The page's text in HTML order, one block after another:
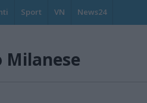
Sport VN News24
Milanese